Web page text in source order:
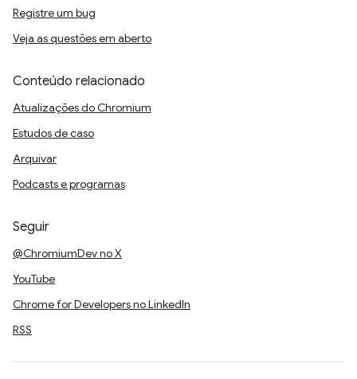
Registre um bug
Veja as questões em aberto
Conteúdo relacionado
Atualizações do Chromium
Estudos de caso
Arquivar
Podcasts e programas
Seguir
@ChromiumDev no X
YouTube
Chrome for Developers no LinkedIn
RSS